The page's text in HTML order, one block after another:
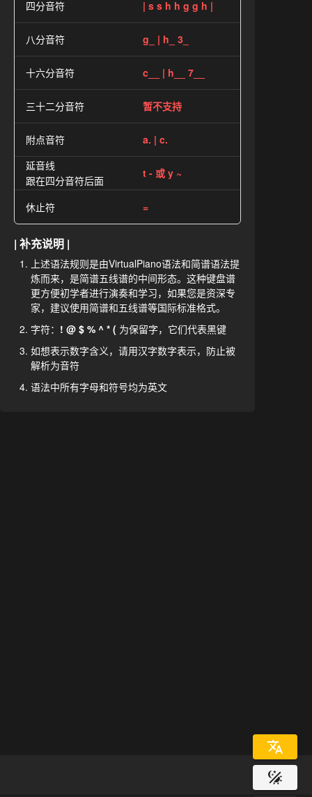
四分音符 | s s h h g g h |
八分音符 g_ | h_ 3_
十六分音符 c__ | h__ 7__
三十二分音符 暂不支持
附点音符
a. | c.
延音线
跟在四分音符后面
t - 或 y ~
休止符 =
| 补充说明 |
上述语法规则是由VirtualPiano语法和简谱语法提
炼而来，是简谱五线谱的中间形态。这种键盘谱
更方便初学者进行演奏和学习，如果您是资深专
家，建议使用简谱和五线谱等国际标准格式。
字符： ! @ $ % ^ * ( 为保留字，它们代表黑键
如想表示数字含义，请用汉字数字表示，防止被
解析为音符
语法中所有字母和符号均为英文